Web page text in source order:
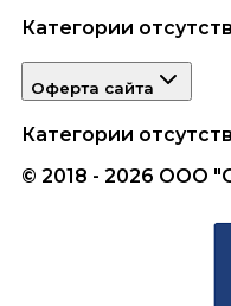
Категории
Оферта сайта
Категории
© 2018 - 2026 ООО